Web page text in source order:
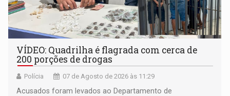
VÍDEO: Quadrilha é flagrada com cerca de
200 porções de drogas
Polícia 07 de Agosto de 2026 às 11:29
Acusados foram levados ao Departamento de